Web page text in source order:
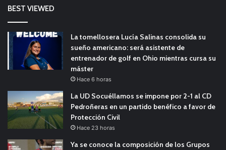
BEST VIEWED
La tomellosera Lucía Salinas consolida su
sueño americano: será asistente de
entrenador de golf en Ohio mientras cursa su
máster
Hace 6 horas
La UD Socuéllamos se impone por 2-1 al CD
Pedroñeras en un partido benéfico a favor de
Protección Civil
Hace 23 horas
Ya se conoce la composición de los Grupos